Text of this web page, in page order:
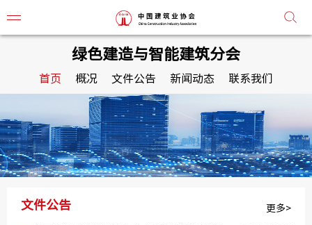
协会章
组织机
协会负
绿色建造与智能建筑分会
首页 概况 文件公告 新闻动态 联系我们
文件公告 更多>